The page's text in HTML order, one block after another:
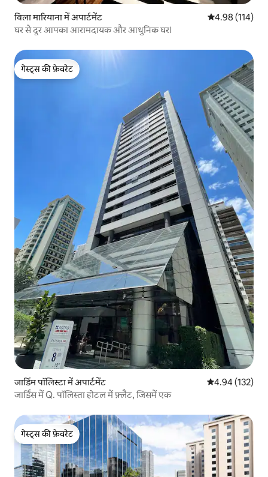
विला मारियाना में अपार्टमेंट औसत रेटिंग 5 में से
4.98 (114)
घर से दूर आपका आरामदायक और आधुनिक घर।
गेस्ट्स की फ़ेवरेट
गेस्ट्स की फ़ेवरेट
जार्डिम पॉलिस्टा में अपार्टमेंट औसत रेटिंग 5 में से
4.94 (132)
जार्डिंस में Q. पॉलिस्ता होटल में फ़्लैट, जिसमें एक
गेस्ट्स की फ़ेवरेट
गेस्ट्स की फ़ेवरेट